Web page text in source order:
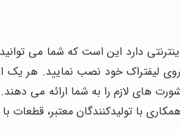
دارد این است که شما می
لیفتراک خود نصب نمایید. هر
های لازم را به شما ارائه می دهند.
با تولیدکنندگان معتبر،